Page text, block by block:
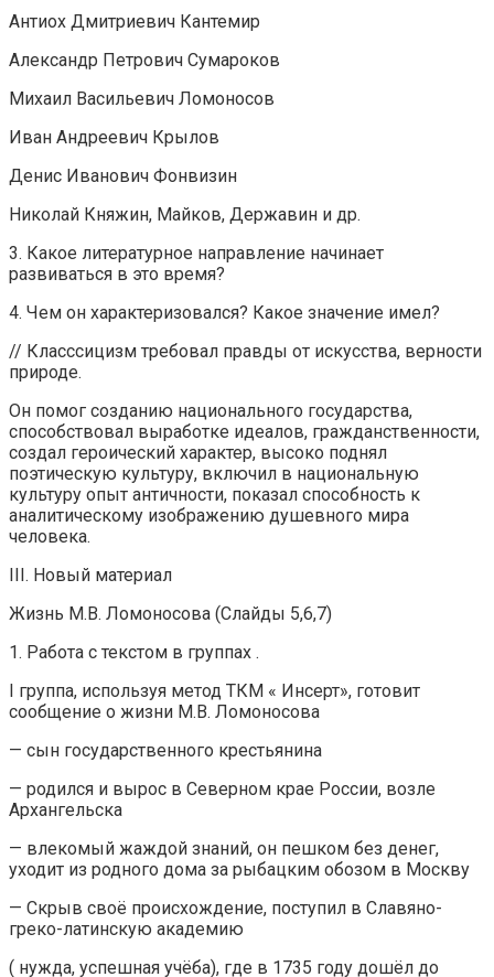
Антиох Дмитриевич Кантемир
Александр Петрович Сумароков
Михаил Васильевич Ломоносов
Иван Андреевич Крылов
Денис Иванович Фонвизин
Николай Княжин, Майков, Державин и др.
3. Какое литературное направление начинает
развиваться в это время?
4. Чем он характеризовался? Какое значение имел?
// Класссицизм требовал правды от искусства, верности
природе.
Он помог созданию национального государства,
способствовал выработке идеалов, гражданственности,
создал героический характер, высоко поднял
поэтическую культуру, включил в национальную
культуру опыт античности, показал способность к
аналитическому изображению душевного мира
человека.
III. Новый материал
Жизнь М.В. Ломоносова (Слайды 5,6,7)
1. Работа с текстом в группах .
I группа, используя метод ТКМ « Инсерт», готовит
сообщение о жизни М.В. Ломоносова
— сын государственного крестьянина
— родился и вырос в Северном крае России, возле
Архангельска
— влекомый жаждой знаний, он пешком без денег,
уходит из родного дома за рыбацким обозом в Москву
— Скрыв своё происхождение, поступил в Славяно-
греко-латинскую академию
( нужда, успешная учёба), где в 1735 году дошёл до